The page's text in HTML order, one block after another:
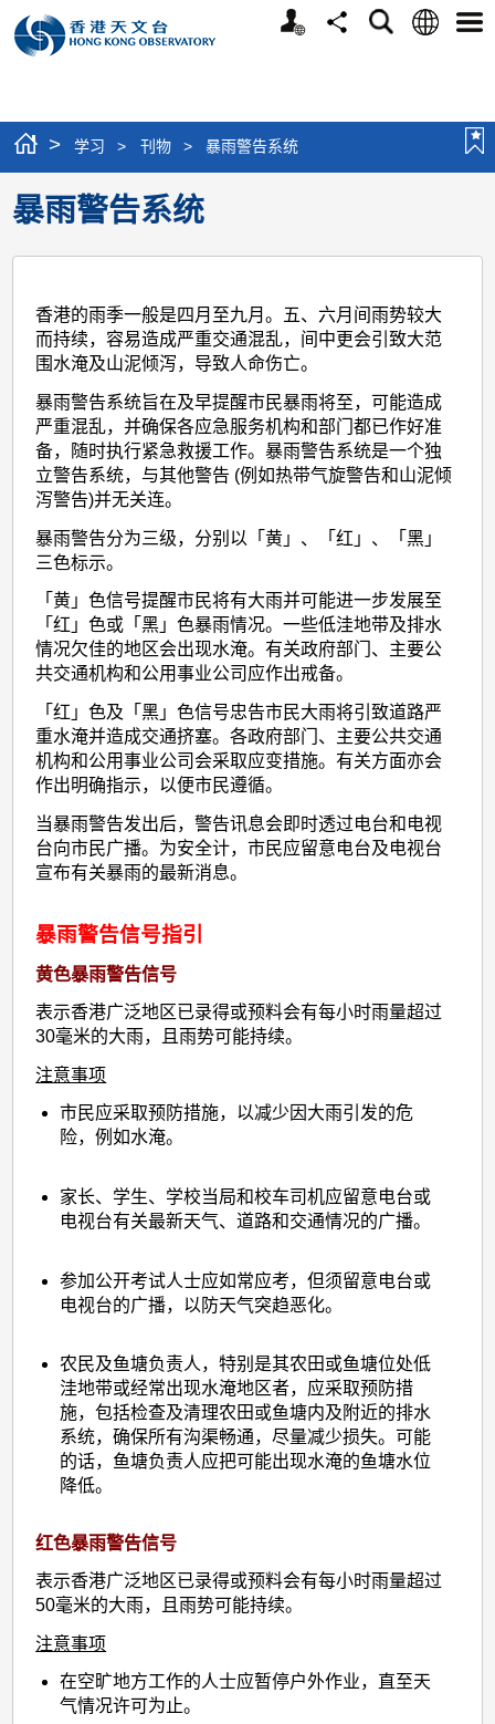
个
分
搜
语
选
> 学习 > 刊物 > 暴雨警告系统
暴雨警告系统
香港的雨季一般是四月至九月。五、六月间雨势较大
而持续，容易造成严重交通混乱，间中更会引致大范
围水淹及山泥倾泻，导致人命伤亡。
暴雨警告系统旨在及早提醒市民暴雨将至，可能造成
严重混乱，并确保各应急服务机构和部门都已作好准
备，随时执行紧急救援工作。暴雨警告系统是一个独
立警告系统，与其他警告 (例如热带气旋警告和山泥倾
泻警告)并无关连。
暴雨警告分为三级，分别以「黄」、「红」、「黑」
三色标示。
「黄」色信号提醒市民将有大雨并可能进一步发展至
「红」色或「黑」色暴雨情况。一些低洼地带及排水
情况欠佳的地区会出现水淹。有关政府部门、主要公
共交通机构和公用事业公司应作出戒备。
「红」色及「黑」色信号忠告市民大雨将引致道路严
重水淹并造成交通挤塞。各政府部门、主要公共交通
机构和公用事业公司会采取应变措施。有关方面亦会
作出明确指示，以便市民遵循。
当暴雨警告发出后，警告讯息会即时透过电台和电视
台向市民广播。为安全计，市民应留意电台及电视台
宣布有关暴雨的最新消息。
暴雨警告信号指引
黄色暴雨警告信号
表示香港广泛地区已录得或预料会有每小时雨量超过
30毫米的大雨，且雨势可能持续。
注意事项
市民应采取预防措施，以减少因大雨引发的危
险，例如水淹。
家长、学生、学校当局和校车司机应留意电台或
电视台有关最新天气、道路和交通情况的广播。
参加公开考试人士应如常应考，但须留意电台或
电视台的广播，以防天气突趋恶化。
农民及鱼塘负责人，特别是其农田或鱼塘位处低
洼地带或经常出现水淹地区者，应采取预防措
施，包括检查及清理农田或鱼塘内及附近的排水
系统，确保所有沟渠畅通，尽量减少损失。可能
的话，鱼塘负责人应把可能出现水淹的鱼塘水位
降低。
红色暴雨警告信号
表示香港广泛地区已录得或预料会有每小时雨量超过
50毫米的大雨，且雨势可能持续。
注意事项
在空旷地方工作的人士应暂停户外作业，直至天
气情况许可为止。